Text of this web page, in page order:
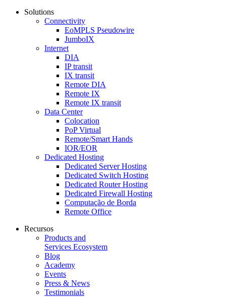
Solutions
Connectivity
EoMPLS Pseudowire
JumboIX
Internet
DIA
IP transit
IX transit
Remote DIA
Remote IX
Remote IX transit
Data Center
Colocation
PoP Virtual
Remote/Smart Hands
IOR/EOR
Dedicated Hosting
Dedicated Server Hosting
Dedicated Switch Hosting
Dedicated Router Hosting
Dedicated Firewall Hosting
Computação de Borda
Remote Office
Recursos
Products and
Services Ecosystem
Blog
Academy
Events
Press & News
Testimonials